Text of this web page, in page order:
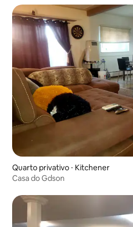
Quarto privativo ⋅ Kitchener
Casa do Gdson